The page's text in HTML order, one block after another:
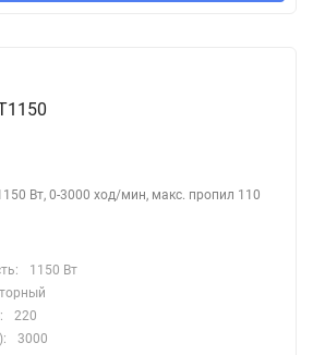
Вт, 0-3000 ход/мин, макс. пропил 110
1150 Вт
220
3000